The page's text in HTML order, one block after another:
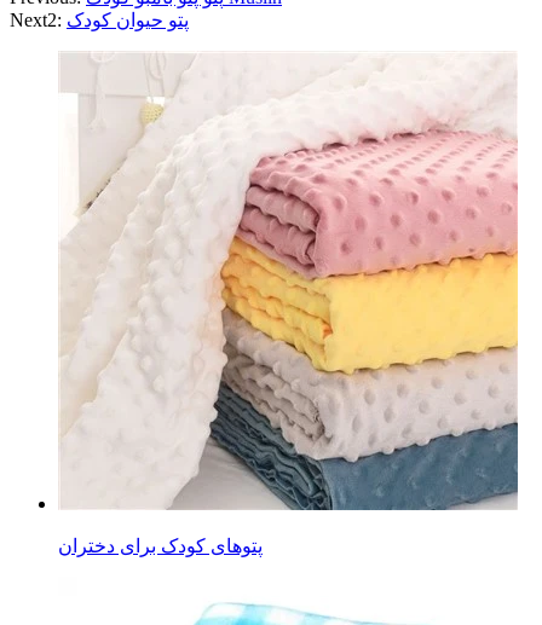
Next2: پتو حیوان کودک
پتوهای کودک برای دختران